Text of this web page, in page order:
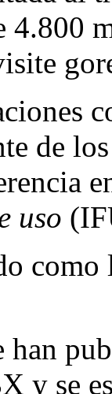
4.800
de
uso
como
han
y se